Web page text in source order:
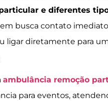
e diferentes
busca contato
ligar diretamente para
ambulância remoção
para eventos,